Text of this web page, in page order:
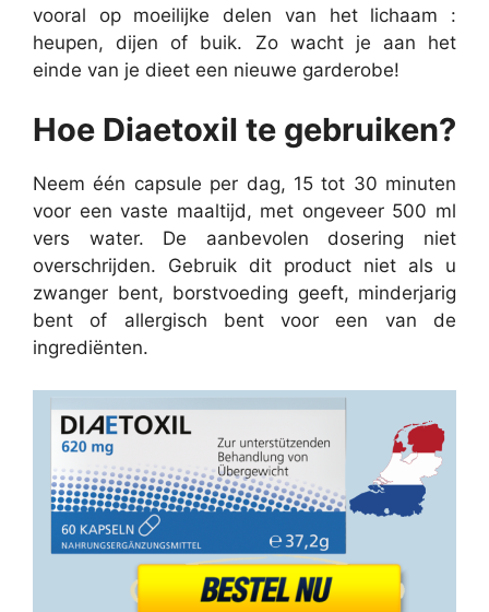
vooral op moeilijke delen van het lichaam :
heupen, dijen of buik. Zo wacht je aan het
einde van je dieet een nieuwe garderobe!
Hoe Diaetoxil te gebruiken?
Neem één capsule per dag, 15 tot 30 minuten
voor een vaste maaltijd, met ongeveer 500 ml
vers water. De aanbevolen dosering niet
overschrijden. Gebruik dit product niet als u
zwanger bent, borstvoeding geeft, minderjarig
bent of allergisch bent voor een van de
ingrediënten.